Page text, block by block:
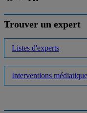
Trouver un expert
Listes d'experts
Interventions